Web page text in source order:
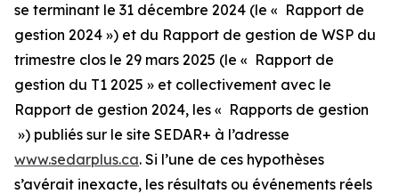
se terminant le 31 décembre 2024 (le « Rapport de
gestion 2024 ») et du Rapport de gestion de WSP du
trimestre clos le 29 mars 2025 (le « Rapport de
gestion du T1 2025 » et collectivement avec le
Rapport de gestion 2024, les « Rapports de gestion
») publiés sur le site SEDAR+ à l’adresse
www.sedarplus.ca. Si l’une de ces hypothèses
s’avérait inexacte, les résultats ou événements réels